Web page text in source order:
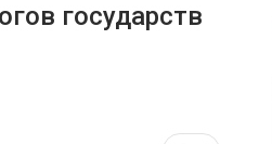
государств